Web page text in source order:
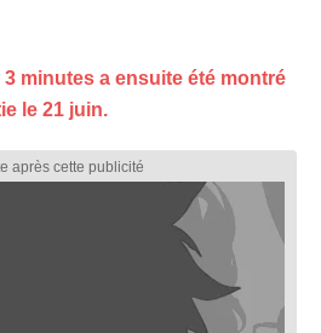
minutes a ensuite été montré
le 21 juin.